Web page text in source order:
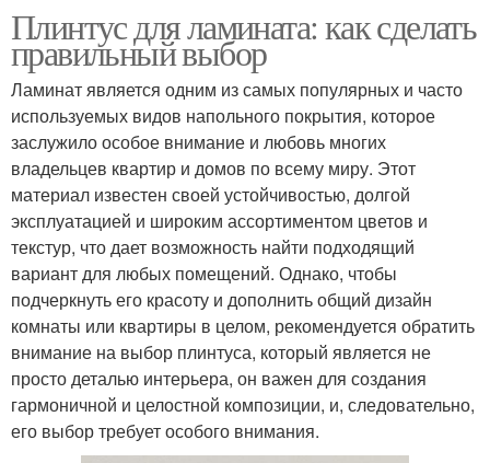
Плинтус для ламината: как сделать
правильный выбор
Ламинат является одним из самых популярных и часто
используемых видов напольного покрытия, которое
заслужило особое внимание и любовь многих
владельцев квартир и домов по всему миру. Этот
материал известен своей устойчивостью, долгой
эксплуатацией и широким ассортиментом цветов и
текстур, что дает возможность найти подходящий
вариант для любых помещений. Однако, чтобы
подчеркнуть его красоту и дополнить общий дизайн
комнаты или квартиры в целом, рекомендуется обратить
внимание на выбор плинтуса, который является не
просто деталью интерьера, он важен для создания
гармоничной и целостной композиции, и, следовательно,
его выбор требует особого внимания.